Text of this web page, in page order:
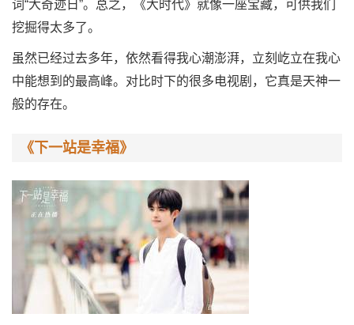
词“大奇迹日”。总之，《大时代》就像一座宝藏，可供我们
挖掘得太多了。
虽然已经过去多年，依然看得我心潮澎湃，立刻屹立在我心
中能想到的最高峰。对比时下的很多电视剧，它真是天神一
般的存在。
《下一站是幸福》